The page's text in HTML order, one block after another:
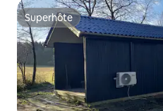
Superhôte
Superhôte